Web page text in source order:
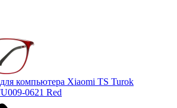
компьютера Xiaomi TS Turok
0621 Red